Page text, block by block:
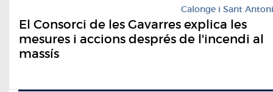
Calonge i Sant Antoni
El Consorci de les Gavarres explica les
mesures i accions després de l'incendi al
massís